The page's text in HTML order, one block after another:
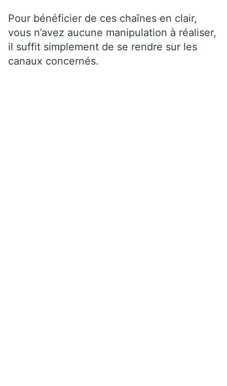
Pour bénéficier de ces chaînes en clair,
vous n’avez aucune manipulation à réaliser,
il suffit simplement de se rendre sur les
canaux concernés.